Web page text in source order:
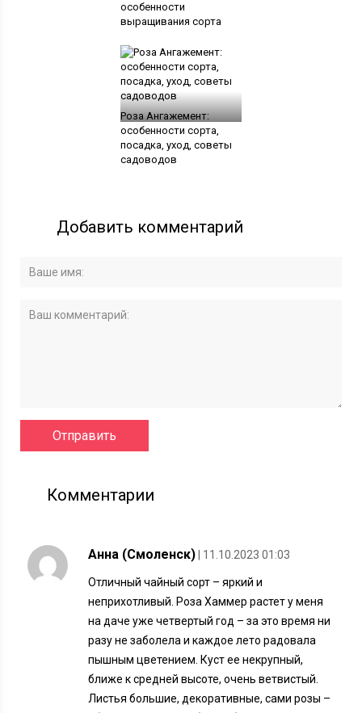
особенности
выращивания сорта
Роза Ангажемент:
особенности сорта,
посадка, уход, советы
садоводов
Добавить комментарий
Комментарии
Анна (Смоленск) | 11.10.2023 01:03
Отличный чайный сорт – яркий и
неприхотливый. Роза Хаммер растет у меня
на даче уже четвертый год – за это время ни
разу не заболела и каждое лето радовала
пышным цветением. Куст ее некрупный,
ближе к средней высоте, очень ветвистый.
Листья большие, декоративные, сами розы –